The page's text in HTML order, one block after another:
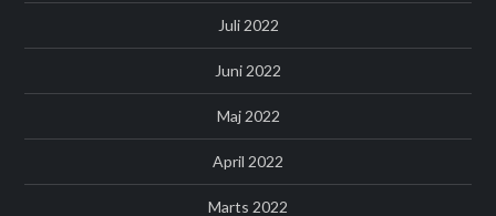
Juli 2022
Juni 2022
Maj 2022
April 2022
Marts 2022